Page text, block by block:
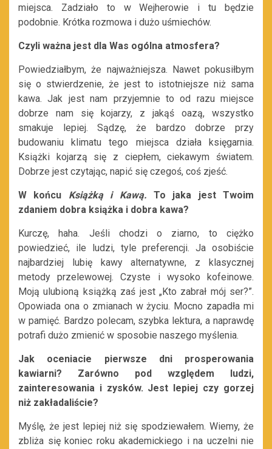
miejsca. Zadziało to w Wejherowie i tu będzie
podobnie. Krótka rozmowa i dużo uśmiechów.
Czyli ważna jest dla Was ogólna atmosfera?
Powiedziałbym, że najważniejsza. Nawet pokusiłbym
się o stwierdzenie, że jest to istotniejsze niż sama
kawa. Jak jest nam przyjemnie to od razu miejsce
dobrze nam się kojarzy, z jakąś oazą, wszystko
smakuje lepiej. Sądzę, że bardzo dobrze przy
budowaniu klimatu tego miejsca działa księgarnia.
Książki kojarzą się z ciepłem, ciekawym światem.
Dobrze jest czytając, napić się czegoś, coś zjeść.
W końcu Książką i Kawą. To jaka jest Twoim
zdaniem dobra książka i dobra kawa?
Kurczę, haha. Jeśli chodzi o ziarno, to ciężko
powiedzieć, ile ludzi, tyle preferencji. Ja osobiście
najbardziej lubię kawy alternatywne, z klasycznej
metody przelewowej. Czyste i wysoko kofeinowe.
Moją ulubioną książką zaś jest „Kto zabrał mój ser?”.
Opowiada ona o zmianach w życiu. Mocno zapadła mi
w pamięć. Bardzo polecam, szybka lektura, a naprawdę
potrafi dużo zmienić w sposobie naszego myślenia.
Jak oceniacie pierwsze dni prosperowania
kawiarni? Zarówno pod względem ludzi,
zainteresowania i zysków. Jest lepiej czy gorzej
niż zakładaliście?
Myślę, że jest lepiej niż się spodziewałem. Wiemy, że
zbliża się koniec roku akademickiego i na uczelni nie